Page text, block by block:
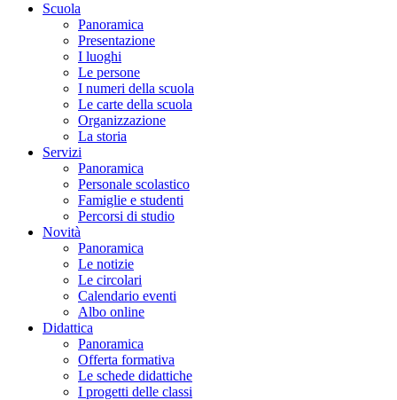
Scuola
Panoramica
Presentazione
I luoghi
Le persone
I numeri della scuola
Le carte della scuola
Organizzazione
La storia
Servizi
Panoramica
Personale scolastico
Famiglie e studenti
Percorsi di studio
Novità
Panoramica
Le notizie
Le circolari
Calendario eventi
Albo online
Didattica
Panoramica
Offerta formativa
Le schede didattiche
I progetti delle classi